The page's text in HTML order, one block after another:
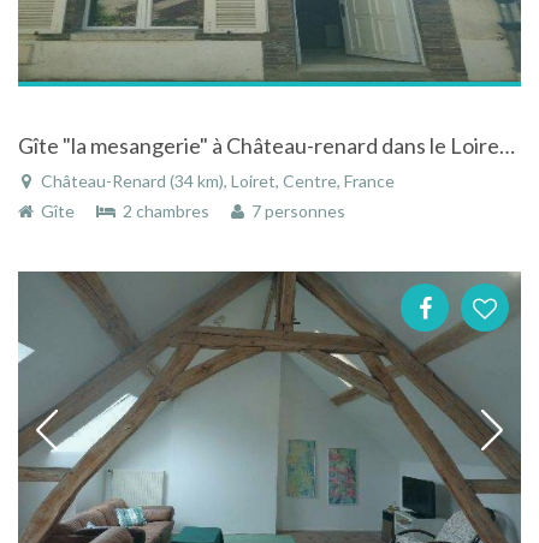
Gîte "la mesangerie" à Château-renard dans le Loiret en région Centre
Château-Renard (34 km), Loiret, Centre, France
Gîte
2 chambres 7 personnes